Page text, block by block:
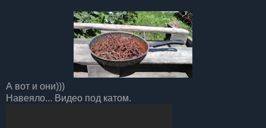
А вот и они)))
Навеяло... Видео под катом.